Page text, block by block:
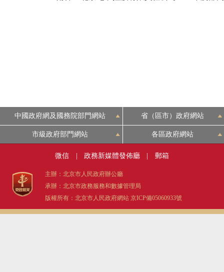
中國政府網及國務院部門網站 省（區市）政府網站
市級政府部門網站 各區政府網站
微信 政務新媒體發佈廳 郵箱
主辦：北京市人民政府辦公廳
承辦：北京市政務服務和數據管理局
版權所有：北京市人民政府網站 京ICP備05060933號